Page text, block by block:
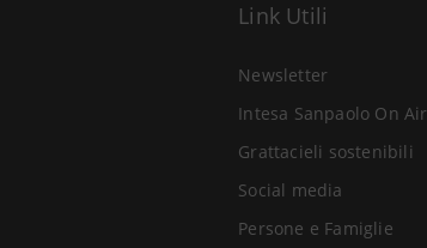
Link Utili
Newsletter
Intesa Sanpaolo On Air
Grattacieli sostenibili
Social media
Persone e Famiglie